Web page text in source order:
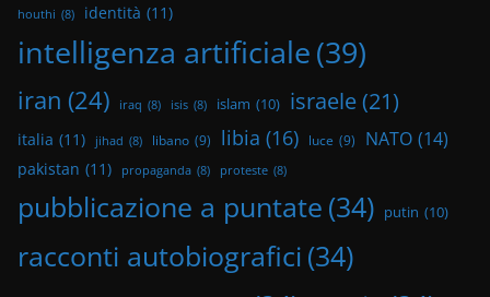
houthi (8) identità (11)
intelligenza artificiale(39)
iran (24) iraq (8) isis (8) islam (10) israele(21)
italia (11) jihad (8) libano (9) libia (16) luce (9) NATO (14)
pakistan (11) propaganda (8) proteste (8)
pubblicazione a puntate (34) putin (10)
racconti autobiografici (34)